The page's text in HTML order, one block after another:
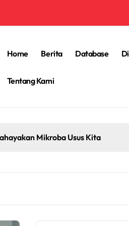
Home Berita Database
Tentang Kami
Mikroba Usus Kita